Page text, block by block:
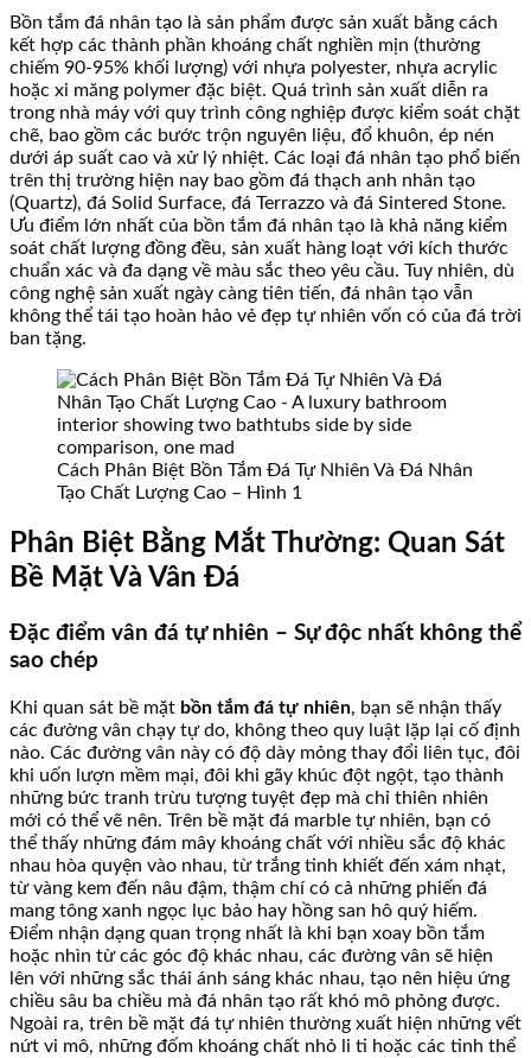
Bồn tắm đá nhân tạo là sản phẩm được sản xuất bằng cách
kết hợp các thành phần khoáng chất nghiền mịn (thường
chiếm 90-95% khối lượng) với nhựa polyester, nhựa acrylic
hoặc xi măng polymer đặc biệt. Quá trình sản xuất diễn ra
trong nhà máy với quy trình công nghiệp được kiểm soát chặt
chẽ, bao gồm các bước trộn nguyên liệu, đổ khuôn, ép nén
dưới áp suất cao và xử lý nhiệt. Các loại đá nhân tạo phổ biến
trên thị trường hiện nay bao gồm đá thạch anh nhân tạo
(Quartz), đá Solid Surface, đá Terrazzo và đá Sintered Stone.
Ưu điểm lớn nhất của bồn tắm đá nhân tạo là khả năng kiểm
soát chất lượng đồng đều, sản xuất hàng loạt với kích thước
chuẩn xác và đa dạng về màu sắc theo yêu cầu. Tuy nhiên, dù
công nghệ sản xuất ngày càng tiên tiến, đá nhân tạo vẫn
không thể tái tạo hoàn hảo vẻ đẹp tự nhiên vốn có của đá trời
ban tặng.
Cách Phân Biệt Bồn Tắm Đá Tự Nhiên Và Đá Nhân
Tạo Chất Lượng Cao – Hình 1
Phân Biệt Bằng Mắt Thường: Quan Sát
Bề Mặt Và Vân Đá
Đặc điểm vân đá tự nhiên – Sự độc nhất không thể
sao chép
Khi quan sát bề mặt bồn tắm đá tự nhiên, bạn sẽ nhận thấy
các đường vân chạy tự do, không theo quy luật lặp lại cố định
nào. Các đường vân này có độ dày mỏng thay đổi liên tục, đôi
khi uốn lượn mềm mại, đôi khi gãy khúc đột ngột, tạo thành
những bức tranh trừu tượng tuyệt đẹp mà chỉ thiên nhiên
mới có thể vẽ nên. Trên bề mặt đá marble tự nhiên, bạn có
thể thấy những đám mây khoáng chất với nhiều sắc độ khác
nhau hòa quyện vào nhau, từ trắng tinh khiết đến xám nhạt,
từ vàng kem đến nâu đậm, thậm chí có cả những phiến đá
mang tông xanh ngọc lục bảo hay hồng san hô quý hiếm.
Điểm nhận dạng quan trọng nhất là khi bạn xoay bồn tắm
hoặc nhìn từ các góc độ khác nhau, các đường vân sẽ hiện
lên với những sắc thái ánh sáng khác nhau, tạo nên hiệu ứng
chiều sâu ba chiều mà đá nhân tạo rất khó mô phỏng được.
Ngoài ra, trên bề mặt đá tự nhiên thường xuất hiện những vết
nứt vi mô, những đốm khoáng chất nhỏ li ti hoặc các tinh thể